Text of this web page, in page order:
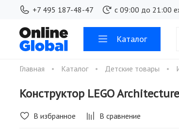
+7 495 187-48-47 с 09:00 до 21:00
Каталог
Главная Каталог Детские товары
Конструктор LEGO
В избранное В сравнение